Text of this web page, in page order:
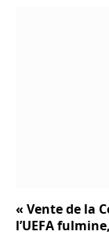
« Vente de la
l’UEFA